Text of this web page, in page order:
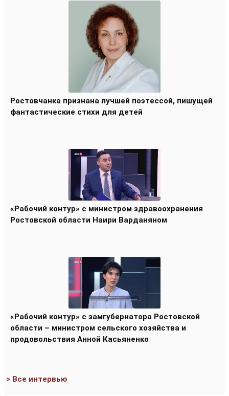
Ростовчанка признана лучшей поэтессой, пишущей
фантастические стихи для детей
«Рабочий контур» с министром здравоохранения
Ростовской области Наири Варданяном
«Рабочий контур» с замгубернатора Ростовской
области – министром сельского хозяйства и
продовольствия Анной Касьяненко
> Все интервью